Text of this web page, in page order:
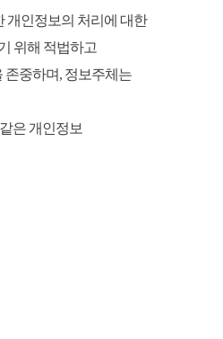
개인정보의 처리에 대한
위해 적법하고
존중하며, 정보주체는
은 개인정보